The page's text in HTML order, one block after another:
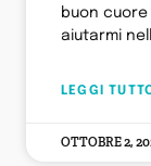
buon
aiutarmi
LEGGI
OTTOBRE 2,